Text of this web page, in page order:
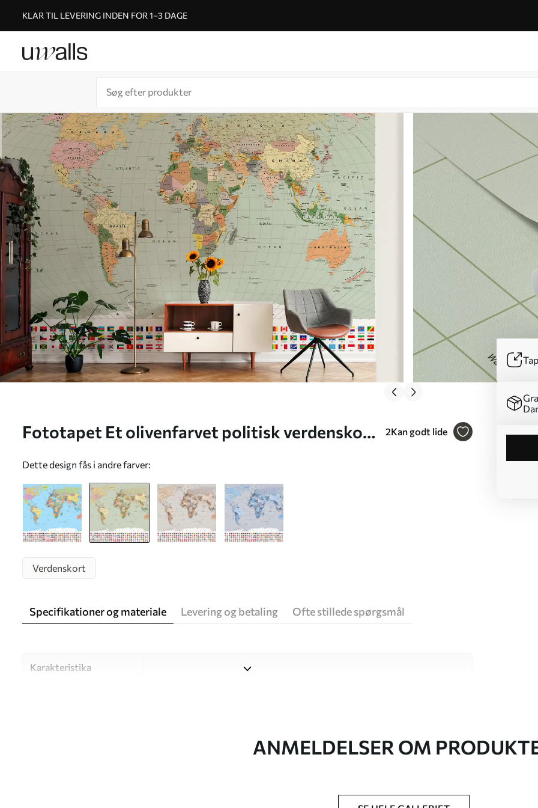
KLAR TIL LEVERING INDEN FOR 1–3 DAGE
Fototapet Et olivenfarvet politisk verdenskort
2Kan godt lide
Dette design fås i andre farver:
Verdenskort
Specifikationer og materiale Levering og betaling Ofte stillede spørgsmål
Karakteristika
ANMELDELSER OM